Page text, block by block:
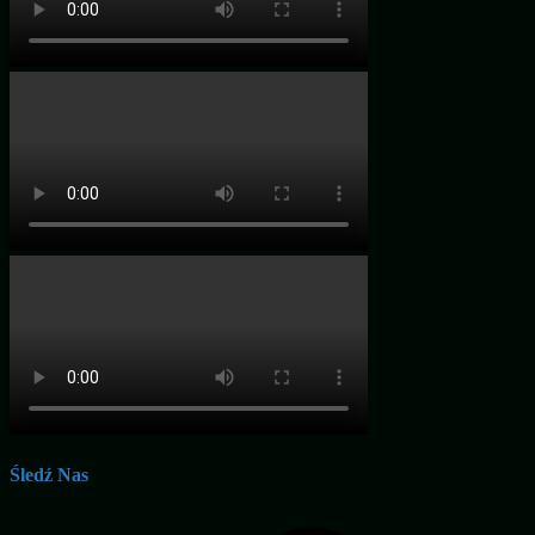
Śledź Nas